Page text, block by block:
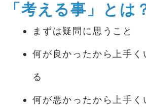
「考える事」とは
まずは疑問に思うこと
何が良かったから上手く
る
何が悪かったから上手く